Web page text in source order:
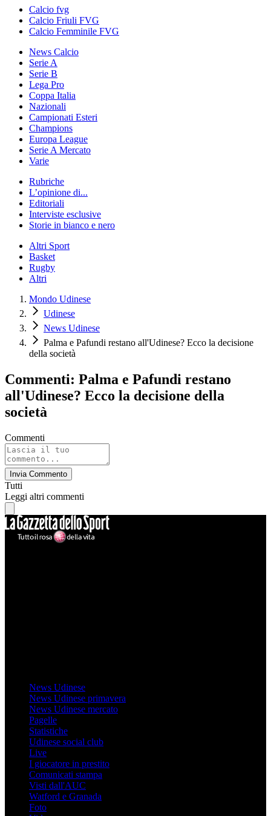
Calcio fvg
Calcio Friuli FVG
Calcio Femminile FVG
News Calcio
Serie A
Serie B
Lega Pro
Coppa Italia
Nazionali
Campionati Esteri
Champions
Europa League
Serie A Mercato
Varie
Rubriche
L’opinione di...
Editoriali
Interviste esclusive
Storie in bianco e nero
Altri Sport
Basket
Rugby
Altri
Mondo Udinese
Udinese
News Udinese
Palma e Pafundi restano all'Udinese? Ecco la decisione
della società
Commenti: Palma e Pafundi restano
all'Udinese? Ecco la decisione della
società
Commenti
Invia Commento
Tutti
Leggi altri commenti
News Udinese
News Udinese primavera
News Udinese mercato
Pagelle
Statistiche
Udinese social club
Live
I giocatore in prestito
Comunicati stampa
Visti dall'AUC
Watford e Granada
Foto